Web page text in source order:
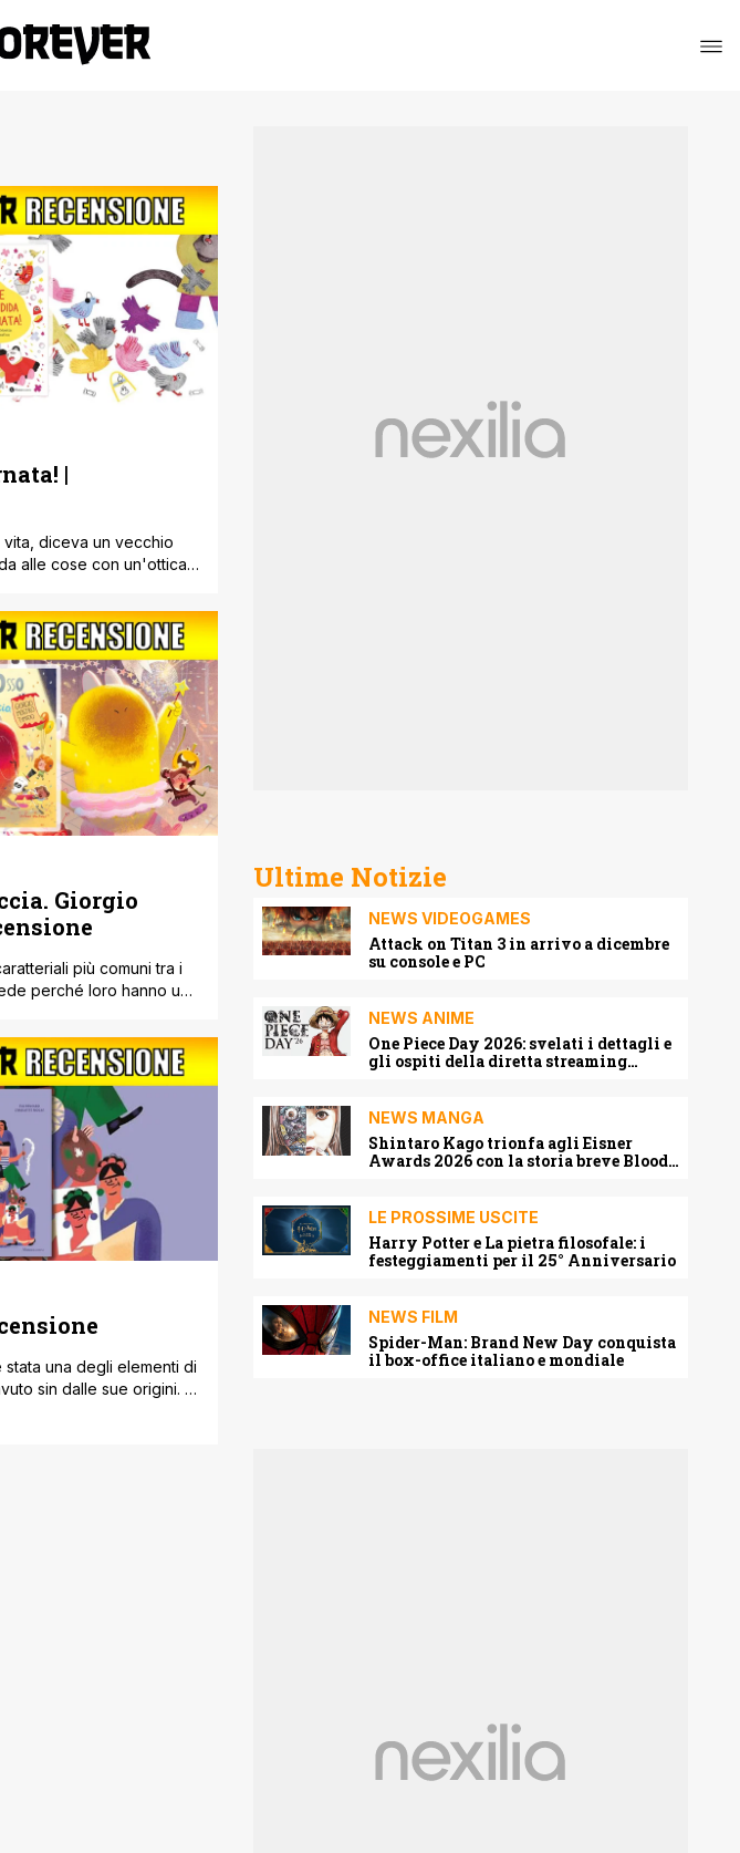
|
diceva un vecchio
alle cose con un'ottica
facile, ma in realtà non è
Giorgio
più comuni tra i
perché loro hanno una
e paurosi. Ovviamente
noi, da bambini, hanno
Il soggetto di
una degli elementi di
sin dalle sue origini. Di
Ultime Notizie
NEWS VIDEOGAMES
Attack on Titan 3 in arrivo a dicembre
su console e PC
NEWS ANIME
One Piece Day 2026: svelati i dettagli e
gli ospiti della diretta streaming
NEWS MANGA
Shintaro Kago trionfa agli Eisner
Awards 2026 con la storia breve Blood
LE PROSSIME USCITE
Harry Potter e La pietra filosofale: i
festeggiamenti per il 25° Anniversario
NEWS FILM
Spider-Man: Brand New Day conquista
il box-office italiano e mondiale